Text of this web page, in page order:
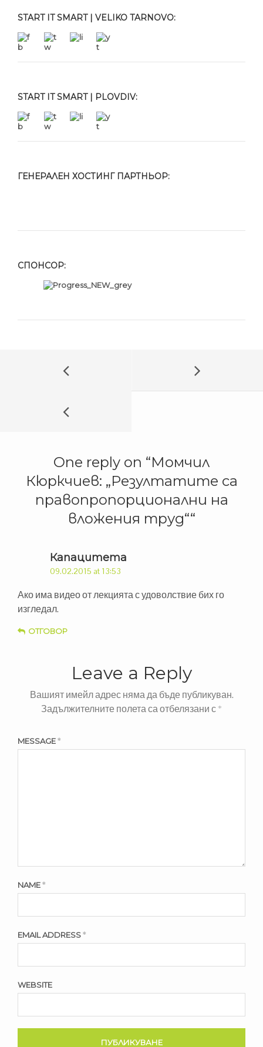
START IT SMART | VELIKO TARNOVO:
START IT SMART | PLOVDIV:
ГЕНЕРАЛЕН ХОСТИНГ ПАРТНЬОР:
СПОНСОР:
One reply on “Момчил
Кюркчиев: „Резултатите са
правопропорционални на
вложения труд““
Капацитета
09.02.2015 at 13:53
Ако има видео от лекцията с удоволствие бих го
изгледал.
ОТГОВОР
Leave a Reply
Вашият имейл адрес няма да бъде публикуван.
Задължителните полета са отбелязани с*
MESSAGE*
NAME*
EMAIL ADDRESS*
WEBSITE